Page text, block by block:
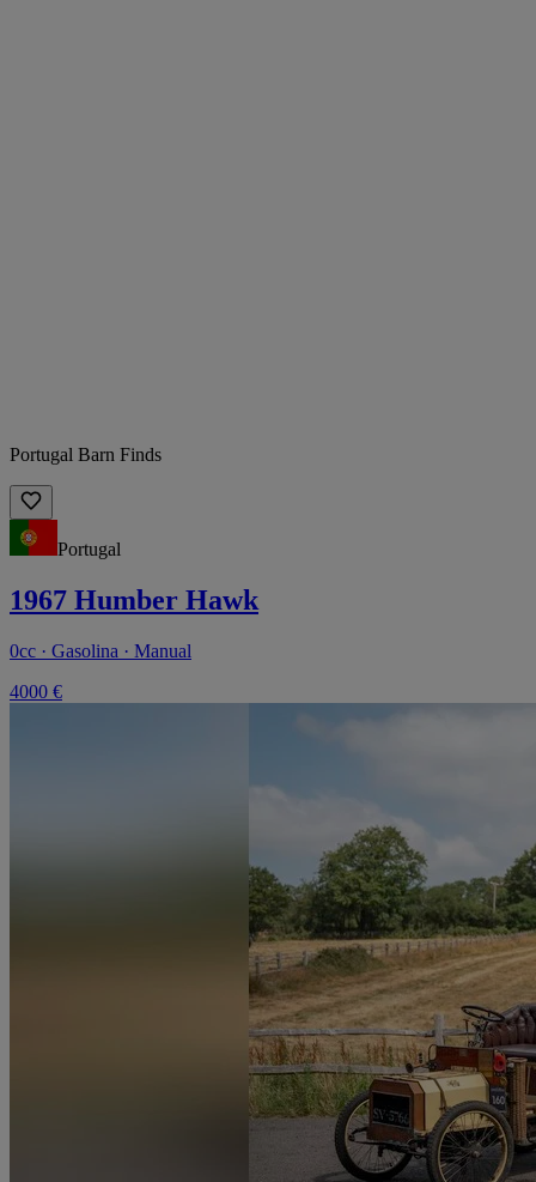
Portugal Barn Finds
Portugal
1967 Humber Hawk
0cc · Gasolina · Manual
4000 €